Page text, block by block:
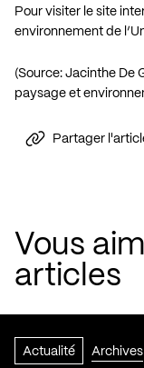
Pour visiter le site
environnement de
(Source: Jacinthe De
paysage et
Partager
Vous
articles
Actualité Archives